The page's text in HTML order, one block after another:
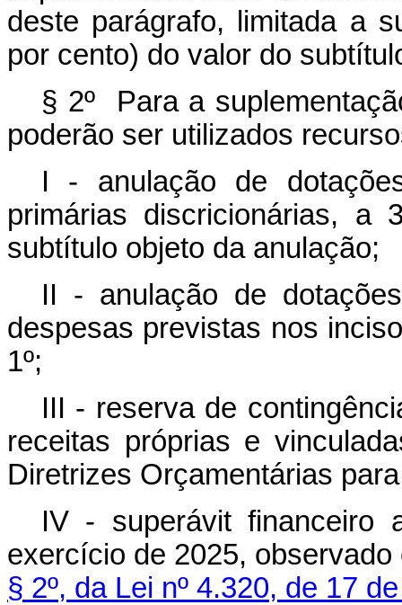
deste parágrafo, limitada a
por cento) do valor do
§ 2º Para a
poderão ser utilizados
I - anulação de
primárias discricionárias,
subtítulo objeto da anulação;
II - anulação de
despesas previstas nos
1º;
III - reserva de
receitas próprias e
Diretrizes Orçamentárias
IV - superávit financeiro
exercício de 2025,
§ 2º, da Lei nº 4.320, de 17